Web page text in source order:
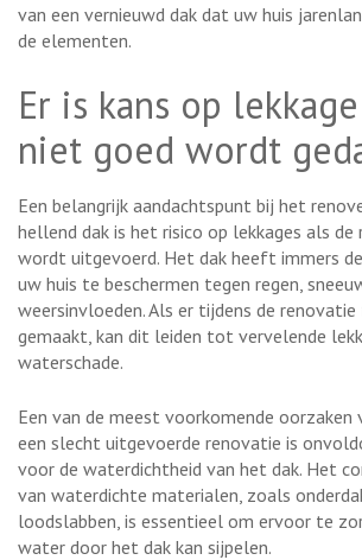
van een vernieuwd dak dat uw huis
de elementen.
Er is kans op
niet goed wordt
Een belangrijk aandachtspunt bij het
hellend dak is het risico op lekkages als
wordt uitgevoerd. Het dak heeft immers
uw huis te beschermen tegen regen,
weersinvloeden. Als er tijdens de
gemaakt, kan dit leiden tot vervelende
waterschade.
Een van de meest voorkomende oorzaken
een slecht uitgevoerde renovatie is
voor de waterdichtheid van het dak. Het
van waterdichte materialen, zoals
loodslabben, is essentieel om ervoor te
water door het dak kan sijpelen.